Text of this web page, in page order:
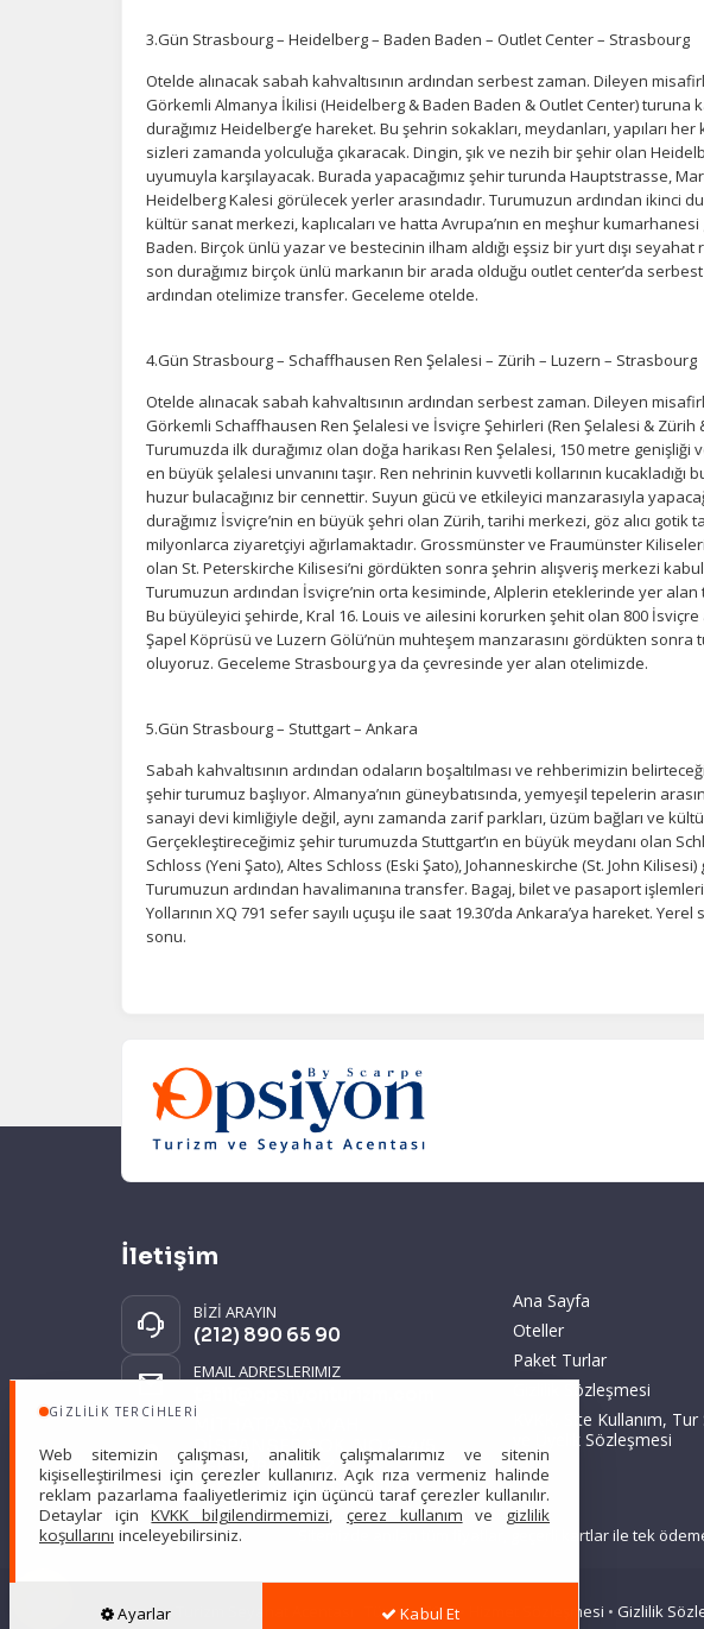
GIZLILIK TERCIHLERI
Web sitemizin çalışması, analitik çalışmalarımız ve sitenin
kişiselleştirilmesi için çerezler kullanırız. Açık rıza vermeniz halinde
reklam pazarlama faaliyetlerimiz için üçüncü taraf çerezler kullanılır.
Detaylar içinKVKK bilgilendirmemizi, çerez kullanım ve gizlilik
koşullarını inceleyebilirsiniz.
Ayarlar Kabul Et
alakalı olabilirler.
Tümünü Reddet
3.Gün Strasbourg – Heidelberg – Baden Baden – Outlet Center – Strasbourg
Otelde alınacak sabah kahvaltısının ardından serbest zaman. Dileyen
Görkemli Almanya İkilisi (Heidelberg & Baden Baden & Outlet Center) turuna
durağımız Heidelberg’e hareket. Bu şehrin sokakları, meydanları, yapıları
sizleri zamanda yolculuğa çıkaracak. Dingin, şık ve nezih bir şehir olan
uyumuyla karşılayacak. Burada yapacağımız şehir turunda Hauptstrasse,
Heidelberg Kalesi görülecek yerler arasındadır. Turumuzun ardından ikinci
kültür sanat merkezi, kaplıcaları ve hatta Avrupa’nın en meşhur kumarhanesi
Baden. Birçok ünlü yazar ve bestecinin ilham aldığı eşsiz bir yurt dışı seyahat
son durağımız birçok ünlü markanın bir arada olduğu outlet center’da
ardından otelimize transfer. Geceleme otelde.
4.Gün Strasbourg – Schaffhausen Ren Şelalesi – Zürih – Luzern – Strasbourg
Otelde alınacak sabah kahvaltısının ardından serbest zaman. Dileyen
Görkemli Schaffhausen Ren Şelalesi ve İsviçre Şehirleri (Ren Şelalesi & Zürih
Turumuzda ilk durağımız olan doğa harikası Ren Şelalesi, 150 metre genişliği
en büyük şelalesi unvanını taşır. Ren nehrinin kuvvetli kollarının kucakladığı
huzur bulacağınız bir cennettir. Suyun gücü ve etkileyici manzarasıyla
durağımız İsviçre’nin en büyük şehri olan Zürih, tarihi merkezi, göz alıcı gotik
milyonlarca ziyaretçiyi ağırlamaktadır. Grossmünster ve Fraumünster
olan St. Peterskirche Kilisesi’ni gördükten sonra şehrin alışveriş merkezi
Turumuzun ardından İsviçre’nin orta kesiminde, Alplerin eteklerinde yer
Bu büyüleyici şehirde, Kral 16. Louis ve ailesini korurken şehit olan 800 İsviçre
Şapel Köprüsü ve Luzern Gölü’nün muhteşem manzarasını gördükten
oluyoruz. Geceleme Strasbourg ya da çevresinde yer alan otelimizde.
5.Gün Strasbourg – Stuttgart – Ankara
Sabah kahvaltısının ardından odaların boşaltılması ve rehberimizin
şehir turumuz başlıyor. Almanya’nın güneybatısında, yemyeşil tepelerin
sanayi devi kimliğiyle değil, aynı zamanda zarif parkları, üzüm bağları ve
Gerçekleştireceğimiz şehir turumuzda Stuttgart’ın en büyük meydanı olan
Schloss (Yeni Şato), Altes Schloss (Eski Şato), Johanneskirche (St. John
Turumuzun ardından havalimanına transfer. Bagaj, bilet ve pasaport
Yollarının XQ 791 sefer sayılı uçuşu ile saat 19.30’da Ankara’ya hareket.
sonu.
İletişim
BİZİ ARAYIN
(212) 890 65 90
EMAIL ADRESLERIMIZ
MİTHATPAŞA MAH.
DİSPANSER SOK. NO:2-4/5
KEMERBURGAZ
EYÜPSULTAN İSTANBUL
Ana Sayfa
Oteller
Paket Turlar
Gizlilik Sözleşmesi
KVKK, Site Kullanım, Tur
ve Üyelik Sözleşmesi
Sitemizde anılan tüm fiyatlar, geçerli kartlar ile tek
Scarpe Turizm Seyahat Acentası Türsab: 7607 • Hizmet Sözleşmesi • Gizlilik